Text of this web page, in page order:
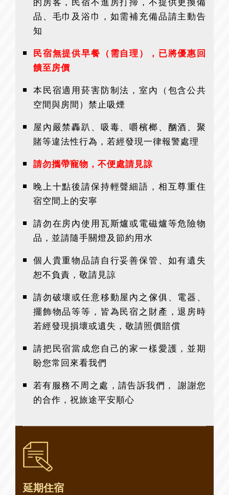
品、毛巾及浴巾，如需補充備品請主動告
知
民宿無提供早餐（需自理），已將優惠回
饋至房價
本民宿適用菸害防制法，室內（包含公共
空間與房間）禁止吸煙
屋內嚴禁轟趴、吸毒、嚼檳榔、酗酒、聚
賭等違法性行為，若經發現一律報警處理
請勿攜帶寵物，不便處請見諒
晚上十點後請保持輕聲細語，相互尊重住
宿空間上的安寧
請勿在房內使用瓦斯爐或電磁爐等危險物
品，並請隨手關燈及節約用水
個人貴重物品請自行妥善保管、如有遺失
恕不負責，敬請見諒
請勿破壞或任意移動屋內之傢俱、電器、
擺飾物品等等，皆為民宿之財產，退房時
若經發現損壞或遺失，敬請照價賠償
請把民宿當成您自己的家一樣愛護，並期
盼您常回來看我們
若有服務不周之處，請告訴我們， 謝謝您
的合作，祝旅途平安順心
延期住宿